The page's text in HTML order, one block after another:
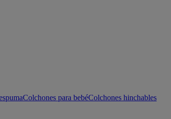
Colchones para bebéColchones hinchables